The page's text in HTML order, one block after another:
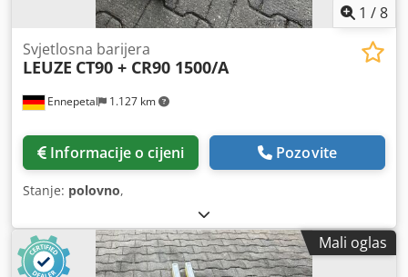
1 /8
Ennepetal 1.127 km
Svjetlosna barijera
LEUZE CT90 + CR90 1500/A
Informacije o cijeni Pozovite
Stanje: polovno,
Mali oglas